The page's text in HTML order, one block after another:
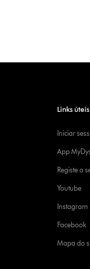
Links úteis
Iniciar
App
Registe o
Youtube
Instagram
Facebook
Mapa do